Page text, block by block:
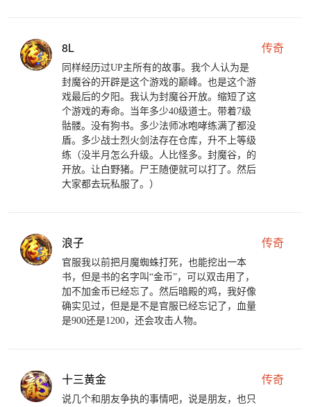
8L 传奇
同样经历过UP主所有的故事。我个人认为是
封魔谷的开辟是这个游戏的巅峰。也是这个游
戏最后的夕阳。我认为封魔谷开放。缩短了这
个游戏的寿命。当年多少40级道士。带着7级
骷髅。没有狗书。多少法师冰咆哮练满了都没
盾。多少战士烈火剑法存在仓库，升不上等级
练（没半月怎么升级。人比怪多。封魔谷，的
开放。让白野猪。尸王随便就可以打了。然后
大家都去玩私服了。）
浪子 传奇
官服我以前把月魔蜘蛛打死，也能挖出一本
书，但是书的名字叫“金币”，可以双击用了，
加不加金币已经忘了。然后暗殿的鸡，我好像
确实见过，但是是不是官服已经忘记了，血量
是900还是1200，还会攻击人物。
十三黄金 传奇
说几个和朋友争执的事情吧，说是朋友，也只